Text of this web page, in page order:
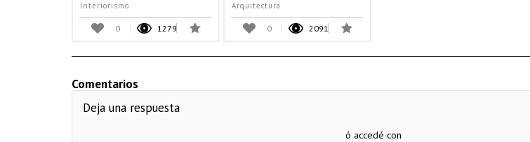
Interiorismo
0 1279
Arquitectura
0 2091
Comentarios
Deja una respuesta
ó accedé con